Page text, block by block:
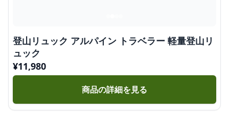
登山リュック アルパイン トラベラー 軽量登山リ
ュック
¥11,980
商品の詳細を見る